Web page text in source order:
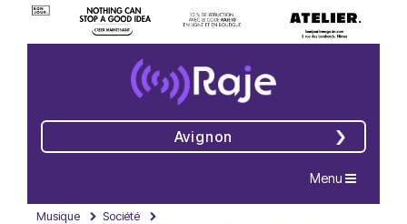
Avignon
Navigation
Menu
Musique
Société